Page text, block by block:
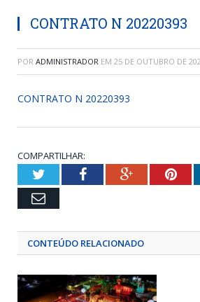
CONTRATO N 20220393
POR ADMINISTRADOR EM 25 DE OUTUBRO DE
CONTRATO N 20220393
COMPARTILHAR:
TwitterFacebookGoogle+
Email
CONTEÚDO RELACIONADO